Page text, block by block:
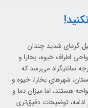
گرمای شدید چندان
اطراف خیوه، بخارا و
دمای هوا در برخی مناطق به بالای ۴۰ درجه سانتیگراد می‌رسد که
شهرهای بخارا، خیوه و
هستند، اما میزان دما و
توضیحات دقیق‌تری